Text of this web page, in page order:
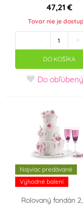
Holandsko
USA
VÝPRODEJ -
47,21 €
Tovar nie je
- +
DO KOŠÍKA
Do
Najviac predávané
Výhodné balení
Rolovaný fondán